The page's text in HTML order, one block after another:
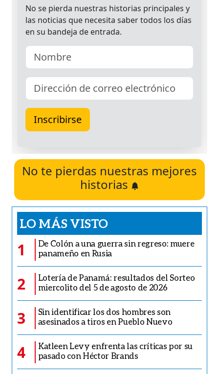
No te pierdas nuestras mejores
historias
LO MÁS VISTO
1
De Colón a una guerra sin regreso: muere
panameño en Rusia
2
Lotería de Panamá: resultados del Sorteo
miercolito del 5 de agosto de 2026
3
Sin identificar los dos hombres son
asesinados a tiros en Pueblo Nuevo
4
Katleen Levy enfrenta las críticas por su
pasado con Héctor Brands